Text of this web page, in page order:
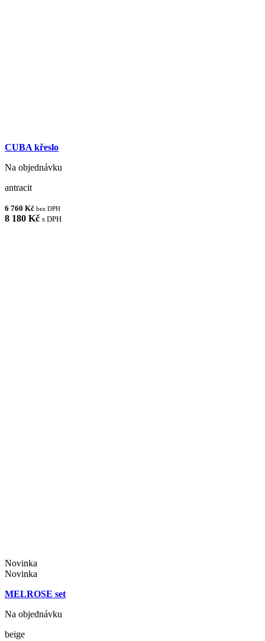
CUBA křeslo
Na objednávku
antracit
6 760 Kč bez DPH
8 180 Kč s DPH
Novinka
Novinka
MELROSE set
Na objednávku
beige